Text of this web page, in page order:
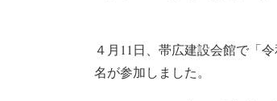
４月 11 日、帯広建設会館で「
名が参加しました。